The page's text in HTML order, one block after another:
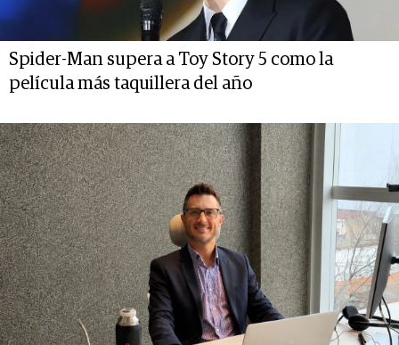
Spider-Man supera a Toy Story 5 como la
película más taquillera del año